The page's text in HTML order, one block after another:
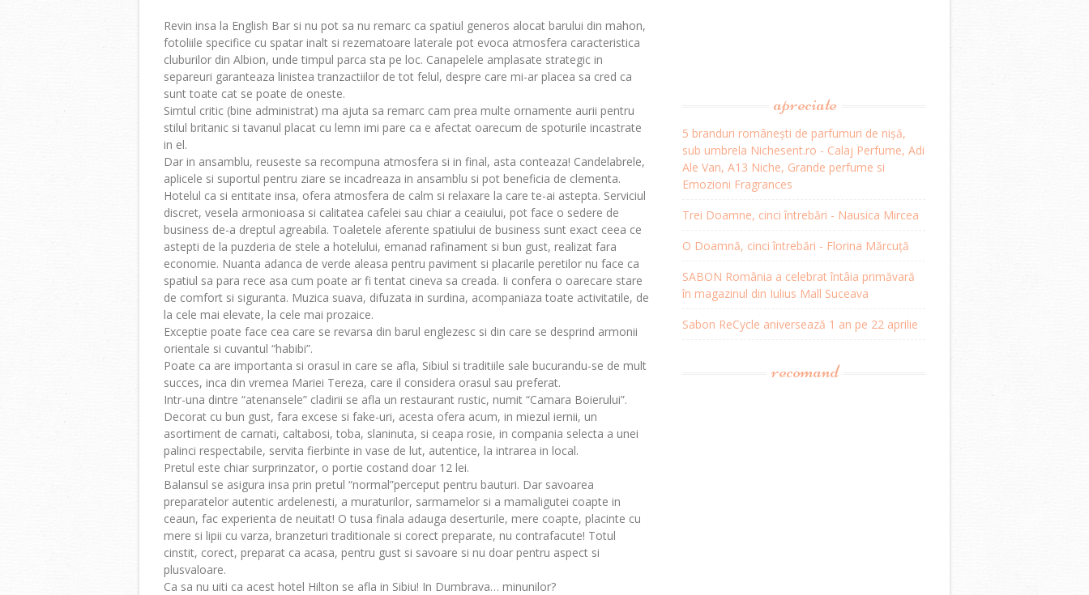
Revin insa la English Bar si nu pot sa nu remarc ca spatiul generos alocat barului din mahon,
fotoliile specifice cu spatar inalt si rezematoare laterale pot evoca atmosfera caracteristica
cluburilor din Albion, unde timpul parca sta pe loc. Canapelele amplasate strategic in
separeuri garanteaza linistea tranzactiilor de tot felul, despre care mi-ar placea sa cred ca
sunt toate cat se poate de oneste.
Simtul critic (bine administrat) ma ajuta sa remarc cam prea multe ornamente aurii pentru
stilul britanic si tavanul placat cu lemn imi pare ca e afectat oarecum de spoturile incastrate
in el.
Dar in ansamblu, reuseste sa recompuna atmosfera si in final, asta conteaza! Candelabrele,
aplicele si suportul pentru ziare se incadreaza in ansamblu si pot beneficia de clementa.
Hotelul ca si entitate insa, ofera atmosfera de calm si relaxare la care te-ai astepta. Serviciul
discret, vesela armonioasa si calitatea cafelei sau chiar a ceaiului, pot face o sedere de
business de-a dreptul agreabila. Toaletele aferente spatiului de business sunt exact ceea ce
astepti de la puzderia de stele a hotelului, emanad rafinament si bun gust, realizat fara
economie. Nuanta adanca de verde aleasa pentru paviment si placarile peretilor nu face ca
spatiul sa para rece asa cum poate ar fi tentat cineva sa creada. Ii confera o oarecare stare
de comfort si siguranta. Muzica suava, difuzata in surdina, acompaniaza toate activitatile, de
la cele mai elevate, la cele mai prozaice.
Exceptie poate face cea care se revarsa din barul englezesc si din care se desprind armonii
orientale si cuvantul “habibi”.
Poate ca are importanta si orasul in care se afla, Sibiul si traditiile sale bucurandu-se de mult
succes, inca din vremea Mariei Tereza, care il considera orasul sau preferat.
Intr-una dintre “atenansele” cladirii se afla un restaurant rustic, numit “Camara Boierului”.
Decorat cu bun gust, fara excese si fake-uri, acesta ofera acum, in miezul iernii, un
asortiment de carnati, caltabosi, toba, slaninuta, si ceapa rosie, in compania selecta a unei
palinci respectabile, servita fierbinte in vase de lut, autentice, la intrarea in local.
Pretul este chiar surprinzator, o portie costand doar 12 lei.
Balansul se asigura insa prin pretul “normal”perceput pentru bauturi. Dar savoarea
preparatelor autentic ardelenesti, a muraturilor, sarmamelor si a mamaligutei coapte in
ceaun, fac experienta de neuitat! O tusa finala adauga deserturile, mere coapte, placinte cu
mere si lipii cu varza, branzeturi traditionale si corect preparate, nu contrafacute! Totul
cinstit, corect, preparat ca acasa, pentru gust si savoare si nu doar pentru aspect si
plusvaloare.
Ca sa nu uiti ca acest hotel Hilton se afla in Sibiu! In Dumbrava… minunilor?
apreciate
5 branduri românești de parfumuri de nișă,
sub umbrela Nichesent.ro - Calaj Perfume, Adi
Ale Van, A13 Niche, Grande perfume si
Emozioni Fragrances
Trei Doamne, cinci întrebări - Nausica Mircea
O Doamnă, cinci întrebări - Florina Mărcuță
SABON România a celebrat întâia primăvară
în magazinul din Iulius Mall Suceava
Sabon ReCycle aniversează 1 an pe 22 aprilie
recomand